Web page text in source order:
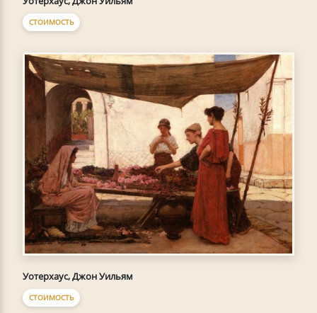
СТОИМОСТЬ
Уотерхаус, Джон Уильям
СТОИМОСТЬ